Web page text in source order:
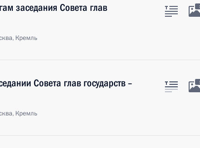
заседания Совета глав
Кремль
Совета глав государств –
Кремль